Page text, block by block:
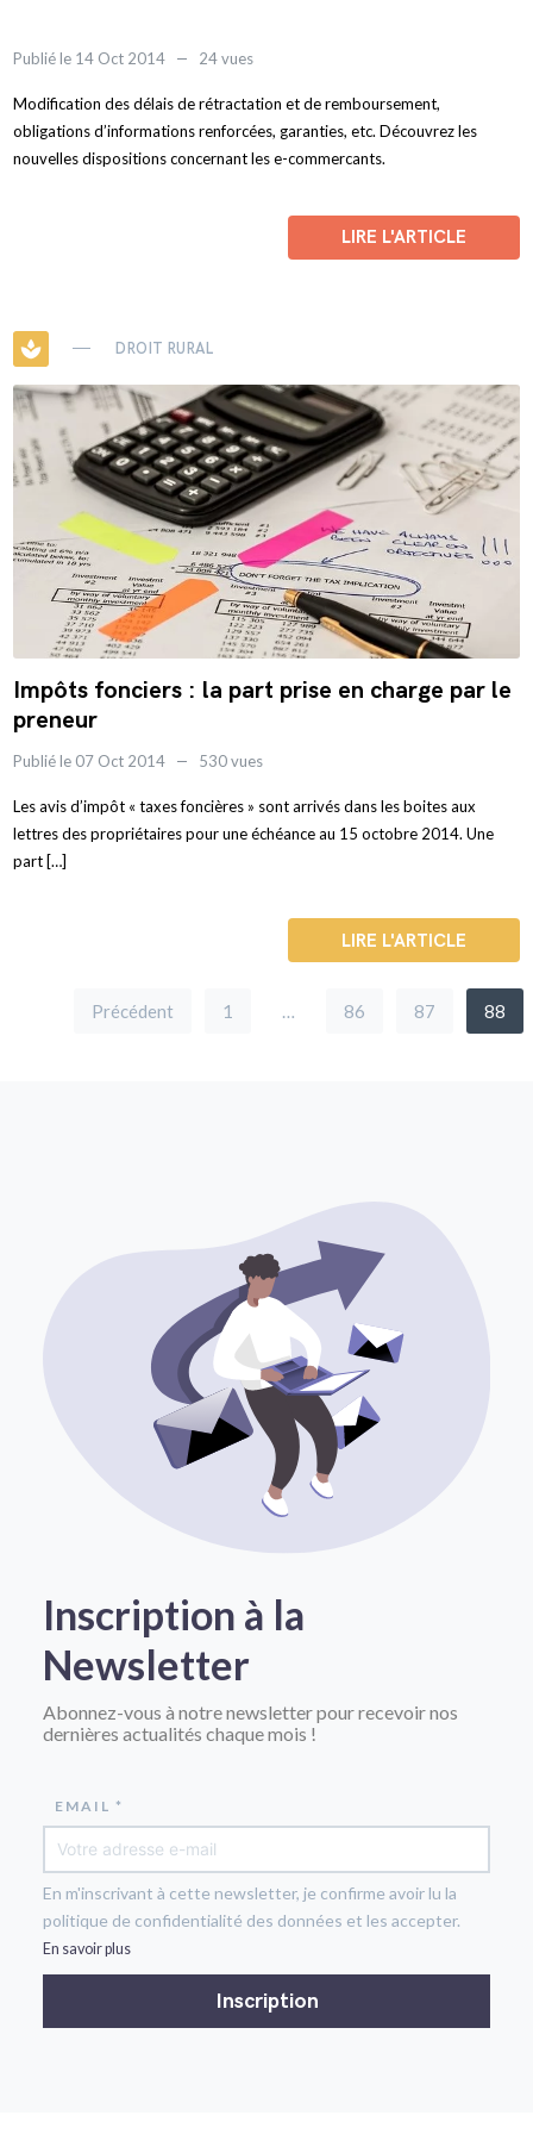
Publié le 14 Oct 2014 24 vues
Modification des délais de rétractation et de remboursement,
obligations d’informations renforcées, garanties, etc. Découvrez les
nouvelles dispositions concernant les e-commercants.
LIRE L'ARTICLE
spa DROIT RURAL
Impôts fonciers : la part prise en charge par le
preneur
Publié le 07 Oct 2014 530 vues
Les avis d’impôt « taxes foncières » sont arrivés dans les boites aux
lettres des propriétaires pour une échéance au 15 octobre 2014. Une
part […]
LIRE L'ARTICLE
Précédent 1 … 86 87 88
Inscription à la
Newsletter
Abonnez-vous à notre newsletter pour recevoir nos
dernières actualités chaque mois !
EMAIL *
En m'inscrivant à cette newsletter, je confirme avoir lu la
politique de confidentialité des données et les accepter.
En savoir plus